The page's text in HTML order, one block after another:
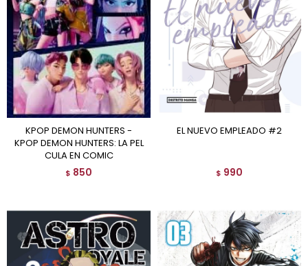
KPOP DEMON HUNTERS -
KPOP DEMON HUNTERS: LA PEL
CULA EN COMIC
$ 850
EL NUEVO EMPLEADO #2
$ 990